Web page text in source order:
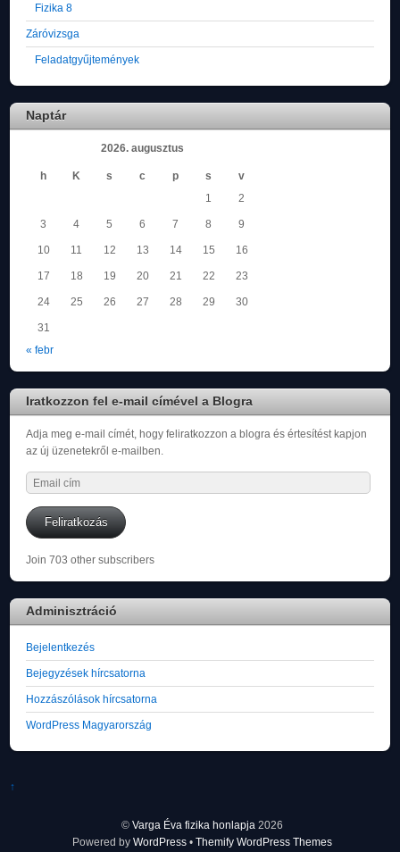
Fizika 8
Záróvizsga
Feladatgyűjtemények
Naptár
2026. augusztus
h K s c p s
v
1
2
3 4 5 6 7 8 9
10 11 12 13 14 15 16
17 18 19 20 21 22 23
24 25 26 27 28 29 30
31
« febr
Iratkozzon fel e-mail címével a Blogra
Adja meg e-mail címét, hogy feliratkozzon a blogra és értesítést kapjon
az új üzenetekről e-mailben.
Email
cím
Feliratkozás
Join 703 other subscribers
Adminisztráció
Bejelentkezés
Bejegyzések hírcsatorna
Hozzászólások hírcsatorna
WordPress Magyarország
↑
© Varga Éva fizika honlapja 2026
Powered by WordPress • Themify WordPress Themes